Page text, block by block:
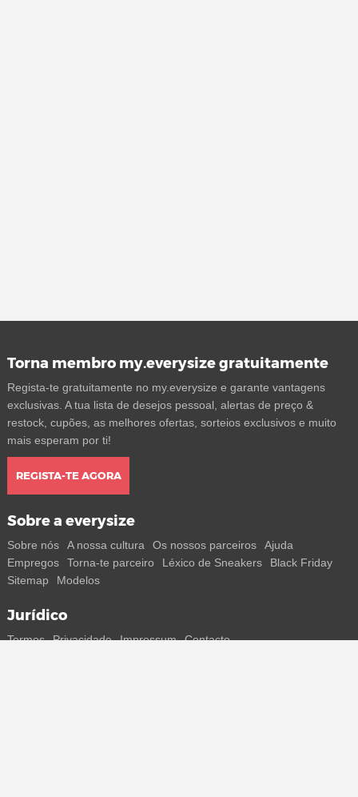
Torna membro my.everysize gratuitamente
Regista-te gratuitamente no my.everysize e garante vantagens
exclusivas. A tua lista de desejos pessoal, alertas de preço &
restock, cupões, as melhores ofertas, sorteios exclusivos e muito
mais esperam por ti!
REGISTA-TE AGORA
Sobre a everysize
Sobre nós A nossa cultura Os nossos parceiros
Ajuda
Empregos
Torna-te parceiro Léxico de Sneakers
Black Friday
Sitemap
Modelos
Jurídico
Termos Privacidade Impressum Contacto